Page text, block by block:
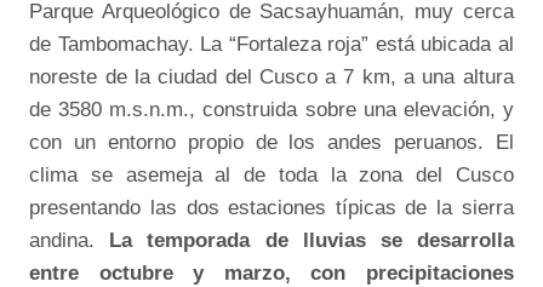
Parque Arqueológico de Sacsayhuamán, muy cerca
de Tambomachay. La “Fortaleza roja” está ubicada al
noreste de la ciudad del Cusco a 7 km, a una altura
de 3580 m.s.n.m., construida sobre una elevación, y
con un entorno propio de los andes peruanos. El
clima se asemeja al de toda la zona del Cusco
presentando las dos estaciones típicas de la sierra
andina. La temporada de lluvias se desarrolla
entre octubre y marzo, con precipitaciones